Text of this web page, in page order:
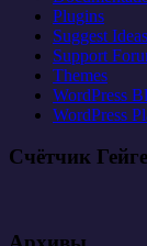
Plugins
Suggest Ideas
Support
Themes
WordPress
WordPress
Счётчик